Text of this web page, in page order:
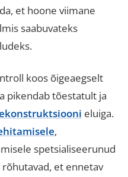
et hoone viimane
saabuvateks
.
koos õigeaegselt
pikendab tõestatult ja
eluiga.
,
spetsialiseerunud
et ennetav